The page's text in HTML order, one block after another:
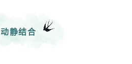
动静结合